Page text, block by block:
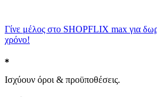
Γίνε μέλος στο SHOPFLIX max για
χρόνο!
Ισχύουν όροι & προϋποθέσεις.